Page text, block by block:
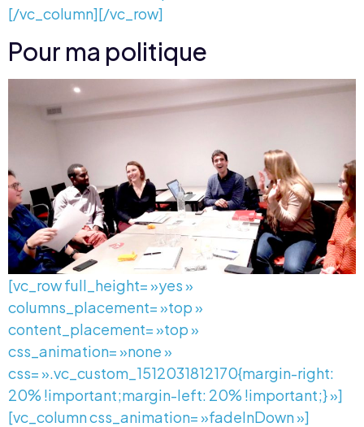
[/vc_column][/vc_row]
Pour ma politique
[vc_row full_height= »yes »
columns_placement= »top »
content_placement= »top »
css_animation= »none »
css= ».vc_custom_1512031812170{margin-right:
20% !important;margin-left: 20% !important;} »]
[vc_column css_animation= »fadeInDown »]